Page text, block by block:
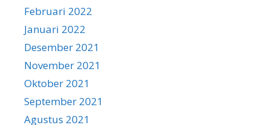
Februari 2022
Januari 2022
Desember 2021
November 2021
Oktober 2021
September 2021
Agustus 2021